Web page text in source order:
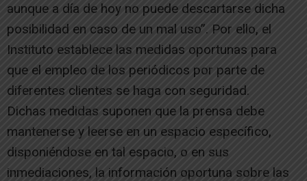
aunque a día de hoy no puede descartarse dicha
posibilidad en caso de un mal uso”. Por ello, el
Instituto establece las medidas oportunas para
que el empleo de los periódicos por parte de
diferentes clientes se haga con seguridad.
Dichas medidas suponen que la prensa debe
mantenerse y leerse en un espacio específico,
disponiéndose en tal espacio, o en sus
inmediaciones, la información oportuna sobre las